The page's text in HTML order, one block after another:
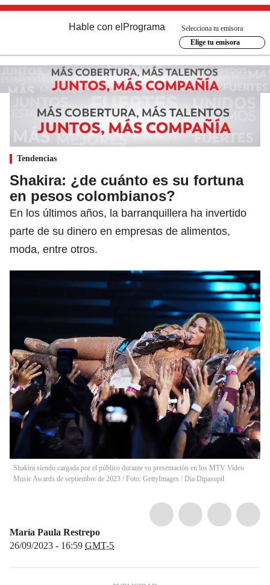
Hable con el Programa
Selecciona tu emisora
Elige tu emisora
Tendencias
Shakira: ¿de cuánto es su fortuna
en pesos colombianos?
En los últimos años, la barranquillera ha invertido
parte de su dinero en empresas de alimentos,
moda, entre otros.
Shakira siendo cargada por el público durante su presentación en los MTV Video
Music Awards de septiembre de 2023 / Foto: GettyImages / Dia Dipasupil
María Paula Restrepo
26/09/2023 - 16:59 GMT-5